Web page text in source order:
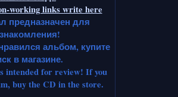
working links write here
предназначен для
альбом, купите
в магазине.
intended for review! If you
buy the CD in the store.